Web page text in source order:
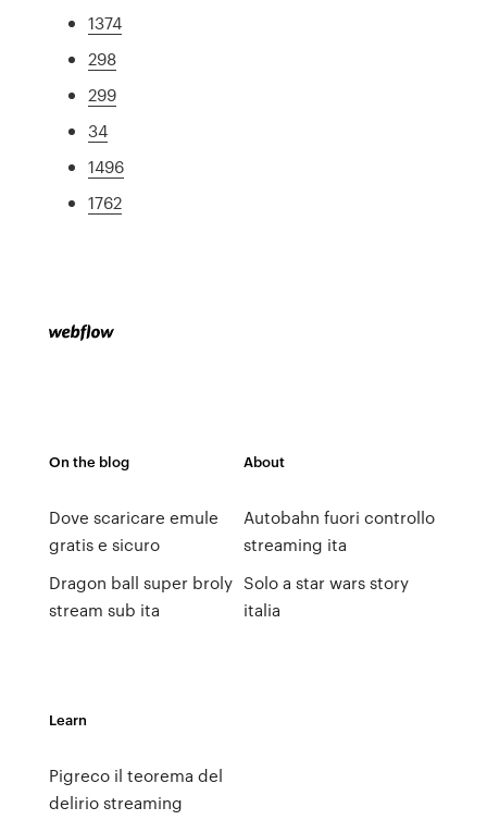
1374
298
299
34
1496
1762
On the blog
Dove scaricare emule
gratis e sicuro
Dragon ball super broly
stream sub ita
About
Autobahn fuori controllo
streaming ita
Solo a star wars story
italia
Learn
Pigreco il teorema del
delirio streaming